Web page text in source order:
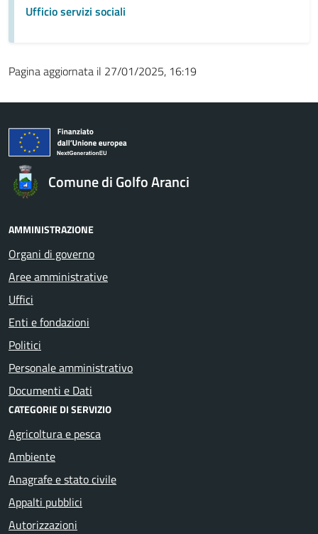
Ufficio servizi sociali
Pagina aggiornata il 27/01/2025, 16:19
Comune di Golfo Aranci
AMMINISTRAZIONE
Organi di governo
Aree amministrative
Uffici
Enti e fondazioni
Politici
Personale amministrativo
Documenti e Dati
CATEGORIE DI SERVIZIO
Agricoltura e pesca
Ambiente
Anagrafe e stato civile
Appalti pubblici
Autorizzazioni